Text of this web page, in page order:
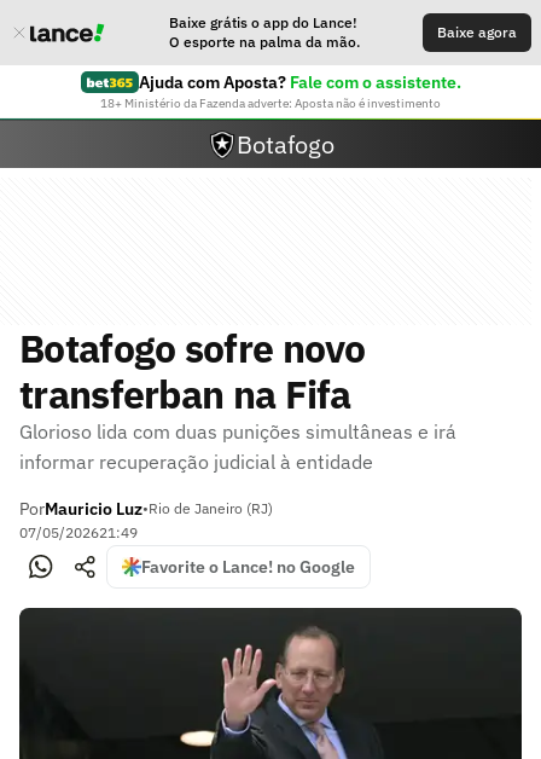
Baixe grátis o app do Lance!
O esporte na palma da mão.
Baixe agora
Ajuda com Aposta? Fale com o assistente.
18+ Ministério da Fazenda adverte: Aposta não é investimento
Botafogo
Botafogo sofre novo
transferban na Fifa
Glorioso lida com duas punições simultâneas e irá
informar recuperação judicial à entidade
PorMauricio Luz•Rio de Janeiro (RJ)
07/05/202621:49
Favorite o Lance! no Google